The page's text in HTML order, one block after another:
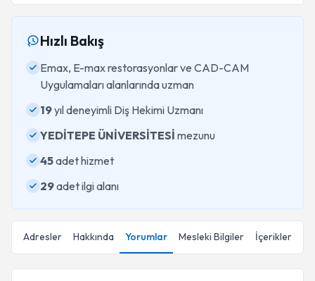
Hızlı Bakış
Emax, E-max restorasyonlar ve CAD-CAM
Uygulamaları alanlarında uzman
19yıl deneyimli Diş Hekimi Uzmanı
YEDİTEPE ÜNİVERSİTESİ mezunu
45adet hizmet
29adet ilgi alanı
Adresler Hakkında Yorumlar Mesleki Bilgiler İçerikler